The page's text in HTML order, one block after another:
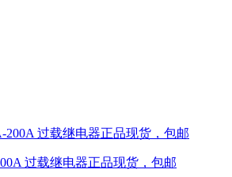
过载继电器正品现货，包邮